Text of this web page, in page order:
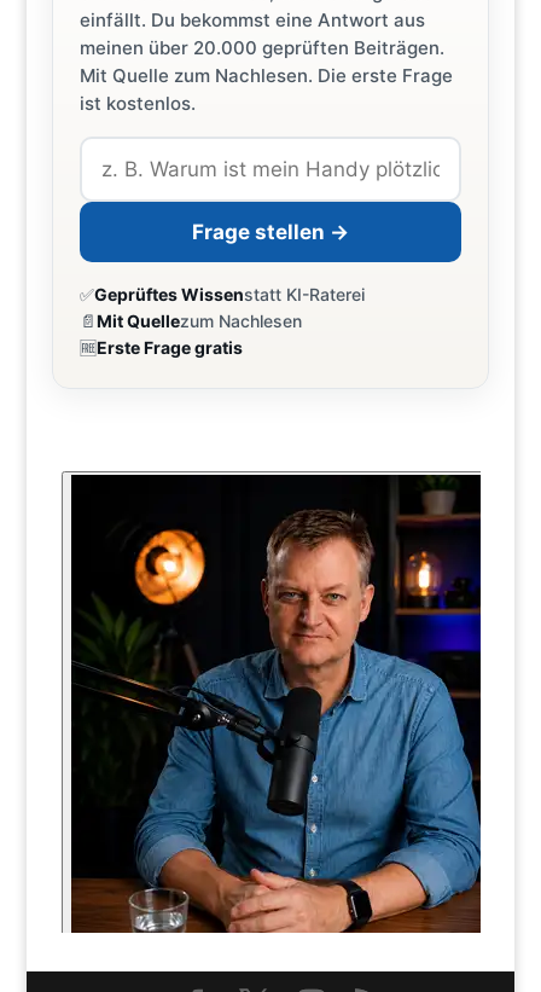
einfällt. Du bekommst eine Antwort aus
meinen über 20.000 geprüften Beiträgen.
Mit Quelle zum Nachlesen. Die erste Frage
ist kostenlos.
Frage stellen →
✅Geprüftes Wissenstatt KI-Raterei
📄Mit Quellezum Nachlesen
🆓Erste Frage gratis